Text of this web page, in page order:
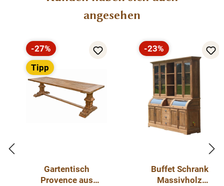
massive Ausführung
angesehen
Rabatt
-27%
Tipp
Gartentisch
Provence aus
Rabatt
-23%
Buffet Schrank
Massivholz